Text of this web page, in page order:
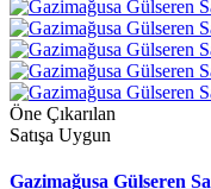
Öne Çıkarılan
Satışa Uygun
Gazimağusa Gülseren